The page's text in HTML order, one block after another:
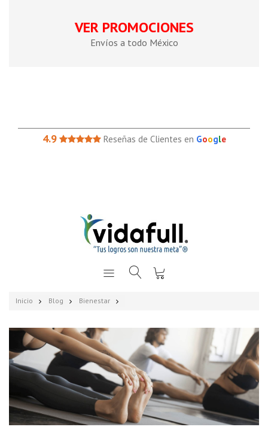
VER PROMOCIONES
Envíos a todo México
4.9 Reseñas de Clientes en Google
Inicio Blog Bienestar